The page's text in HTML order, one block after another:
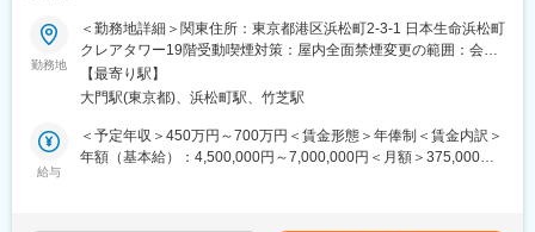
・残業10h程度 ※常に業務効率化を念頭に業務に取り組んでいる
ため、残業時間も少なくなっております。
・全国にキャリアショップがあるため、全国各地の学校訪問・イ
ベント参加のために、出張が発生いたします。頻度は週1回ほどで
・ベネフィット・ワンあり
■業務内容：
【採用管理業務】
・データ分析（Excelを使用しての分析）
・ダイレクトスカウトメールの作成・日程調整（1日20～30件）
・請求書対応
・事務メンバーマネジメント
勤務地
＜勤務地詳細＞関東住所：東京都港区浜松町2-3-1 日本生命浜松町
クレアタワー19階受動喫煙対策：屋内全面禁煙変更の範囲：会社
の定める事業所（リモートワーク含む）
【最寄り駅】
大門駅(東京都)、浜松町駅、竹芝駅
給与
＜予定年収＞450万円～700万円＜賃金形態＞年俸制＜賃金内訳＞
年額（基本給）：4,500,000円～7,000,000円＜月額＞375,000円